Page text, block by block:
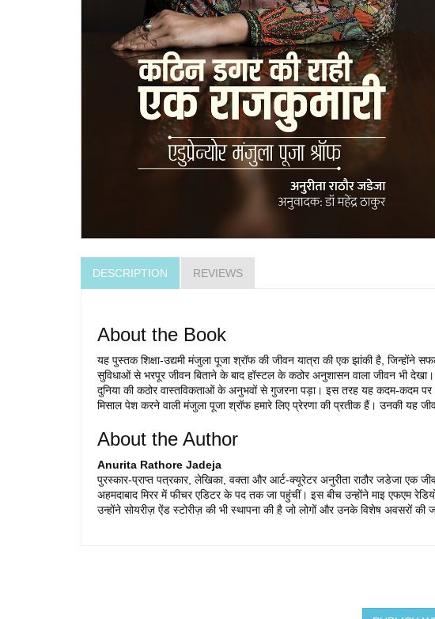
DESCRIPTION REVIEWS
About the Book
यह पुस्तक शिक्षा-उद्यमी मंजुला पूजा श्रॉफ की जीवन यात्रा की एक झांकी है,
सुविधाओं से भरपूर जीवन बिताने के बाद हॉस्टल के कठोर अनुशासन वाला जीवन भी
दुनिया की कठोर वास्तविकताओं के अनुभवों से गुजरना पड़ा। इस तरह यह कदम-कदम
मिसाल पेश करने वाली मंजुला पूजा श्रॉफ हमारे लिए प्रेरणा की प्रतीक हैं। उनकी यह
About the Author
Anurita Rathore Jadeja
पुरस्कार-प्राप्त पत्रकार, लेखिका, वक्ता और आर्ट-क्यूरेटर अनुरीता राठौर जडेजा
अहमदाबाद मिरर में फीचर एडिटर के पद तक जा पहुंचीं। इस बीच उन्होंने माइ एफएम
उन्होंने सोयरीज़ ऐंड स्टोरीज़ की भी स्थापना की है जो लोगों और उनके विशेष